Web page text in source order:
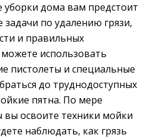
уборки дома вам предстоит
по удалению грязи,
и правильных
использовать
пистолеты и специальные
до труднодоступных
пятна. По мере
вы освоите техники мойки
наблюдать, как грязь